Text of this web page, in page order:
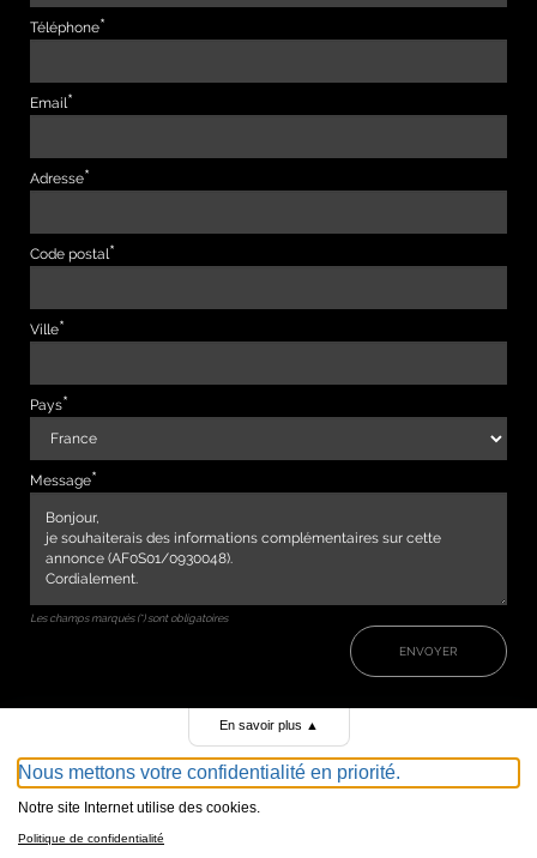
Téléphone
Email
Adresse
Code postal
Ville
Pays
Message
Les champs marqués (*) sont obligatoires
ENVOYER
En savoir plus ▲
Nous mettons votre confidentialité en priorité.
Notre site Internet utilise des cookies.
Politique de confidentialité